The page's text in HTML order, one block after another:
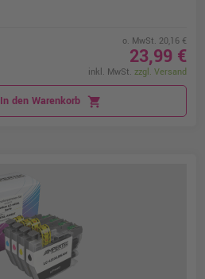
o. MwSt. 20,16 €
23,99 €
inkl. MwSt. zzgl. Versand
In den Warenkorb shopping_cart